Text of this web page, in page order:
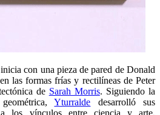
con una pieza de pared de Donald
las formas frías y rectilíneas de Peter
de Sarah Morris. Siguiendo la
Yturralde desarrolló sus
los vínculos entre ciencia y arte,